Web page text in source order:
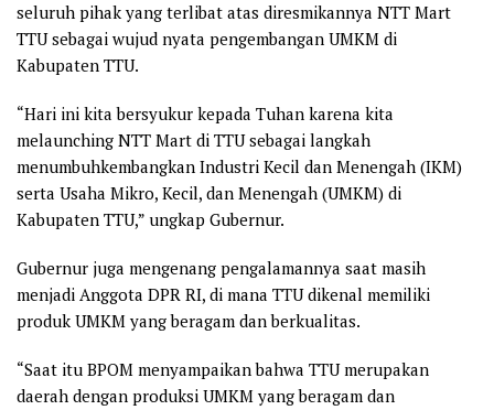
seluruh pihak yang terlibat atas diresmikannya NTT Mart
TTU sebagai wujud nyata pengembangan UMKM di
Kabupaten TTU.
“Hari ini kita bersyukur kepada Tuhan karena kita
melaunching NTT Mart di TTU sebagai langkah
menumbuhkembangkan Industri Kecil dan Menengah (IKM)
serta Usaha Mikro, Kecil, dan Menengah (UMKM) di
Kabupaten TTU,” ungkap Gubernur.
Gubernur juga mengenang pengalamannya saat masih
menjadi Anggota DPR RI, di mana TTU dikenal memiliki
produk UMKM yang beragam dan berkualitas.
“Saat itu BPOM menyampaikan bahwa TTU merupakan
daerah dengan produksi UMKM yang beragam dan